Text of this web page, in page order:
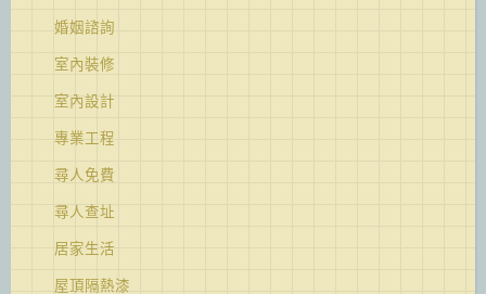
婚姻諮詢
室內裝修
室內設計
專業工程
尋人免費
尋人查址
居家生活
屋頂隔熱漆